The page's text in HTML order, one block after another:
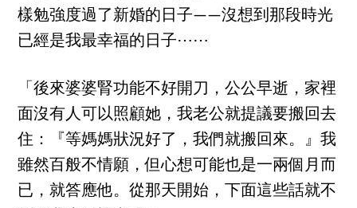
樣勉強度過了新婚的日子——沒想到那段時光
已經是我最幸福的日子⋯⋯
「後來婆婆腎功能不好開刀，公公早逝，家裡
面沒有人可以照顧她，我老公就提議要搬回去
住：『等媽媽狀況好了，我們就搬回來。』我
雖然百般不情願，但心想可能也是一兩個月而
已，就答應他。從那天開始，下面這些話就不